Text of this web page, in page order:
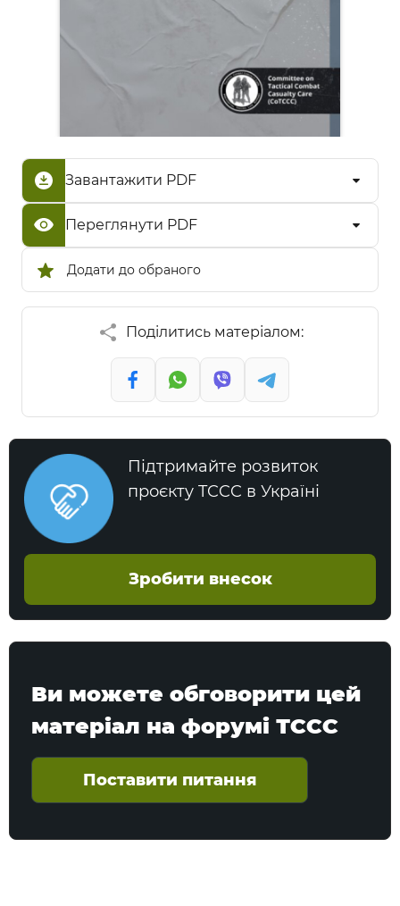
Додати до обраного
Завантажити PDF
Переглянути PDF
Поділитись матеріалом:
Підтримайте розвиток
проєкту TCCC в Україні
Зробити внесок
Ви можете обговорити цей
матеріал на форумі ТССС
Поставити питання